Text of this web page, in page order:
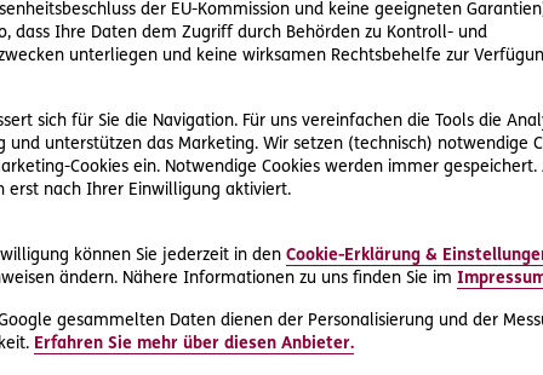
der EU-Kommission und keine geeigneten
dass Ihre Daten dem Zugriff durch Behörden zu Kontroll- und
unterliegen und keine wirksamen Rechtsbehelfe zur
sich für Sie die Navigation. Für uns vereinfachen die Tools die
und unterstützen das Marketing. Wir setzen (technisch) notwendige
Cookies ein. Notwendige Cookies werden immer
erst nach Ihrer Einwilligung aktiviert.
können Sie jederzeit in den Cookie-Erklärung &
ändern. Nähere Informationen zu uns finden Sie im
gesammelten Daten dienen der Personalisierung und der
Erfahren Sie mehr über diesen Anbieter.
schon um 01:30 Uhr mit den Räumungsarbeiten beginnt,
nicht starten kann. Die Maschine muss auch noch
H. kann damit den Anschlussflug um 10:15 in Frankfurt
Kreuzfahrtschiff noch erreicht werden kann.
Reiseversicherung EUR 3.000; den Rest in Höhe von EUR
erstattet bekommen.
verspäteten Abflug nicht, weil die Pistenräumung nicht
gemacht werden kann.
haftet nicht: Zwischen ihm und Herrn H. besteht nämlich
mangelhafter Pistenräumung begründen könnte.